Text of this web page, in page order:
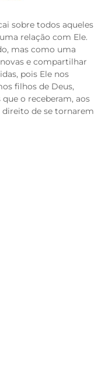
sobre todos aqueles
relação com Ele.
mas como uma
e compartilhar
pois Ele nos
filhos de Deus,
que o receberam, aos
direito de se tornarem